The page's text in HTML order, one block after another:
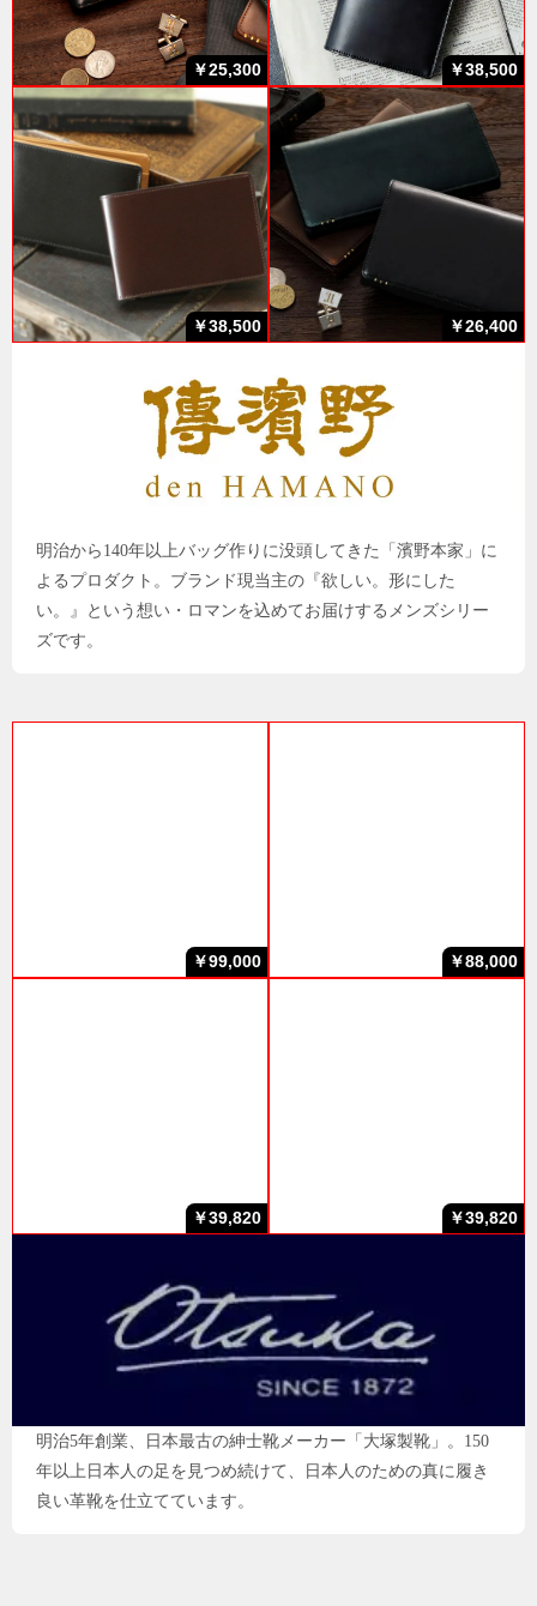
￥25,300 ￥38,500
￥38,500 ￥26,400
明治から140年以上バッグ作りに没頭してきた「濱野本家」に
よるプロダクト。ブランド現当主の『欲しい。形にした
い。』という想い・ロマンを込めてお届けするメンズシリー
ズです。
￥99,000 ￥88,000
￥39,820 ￥39,820
明治5年創業、日本最古の紳士靴メーカー「大塚製靴」。150
年以上日本人の足を見つめ続けて、日本人のための真に履き
良い革靴を仕立てています。